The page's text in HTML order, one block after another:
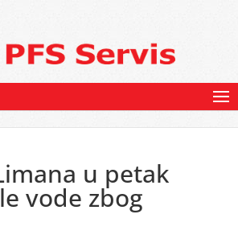
u petak
vode zbog